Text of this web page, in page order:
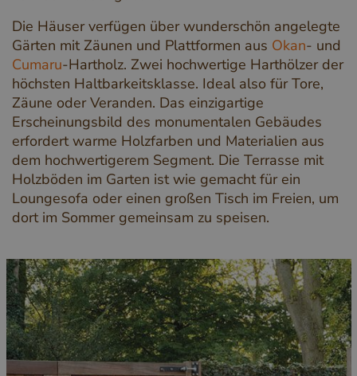
Die Häuser verfügen über wunderschön angelegte
Gärten mit Zäunen und Plattformen aus Okan- und
Cumaru-Hartholz. Zwei hochwertige Harthölzer der
höchsten Haltbarkeitsklasse. Ideal also für Tore,
Zäune oder Veranden. Das einzigartige
Erscheinungsbild des monumentalen Gebäudes
erfordert warme Holzfarben und Materialien aus
dem hochwertigerem Segment. Die Terrasse mit
Holzböden im Garten ist wie gemacht für ein
Loungesofa oder einen großen Tisch im Freien, um
dort im Sommer gemeinsam zu speisen.